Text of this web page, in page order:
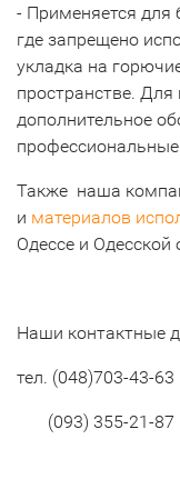
- Применяется для
где запрещено
укладка на
пространстве. Для
дополнительное
Также наша
и материалов
Одессе и Одесской
Наши контактные
тел. (048)703-43-63
(093) 355-21-87